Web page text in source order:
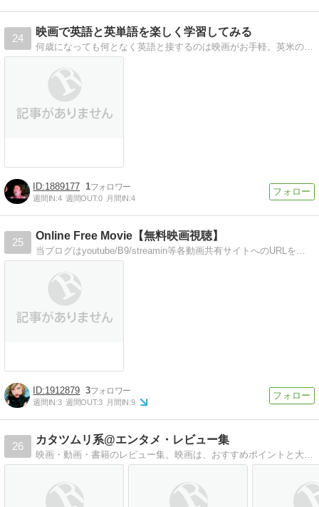
24
映画で英語と英単語を楽しく学習してみる
何歳になっても何となく英語と接するのは映画がお手軽。英米の映画やドラマの中から気になる単語や表現を楽しく学ぶ、というより知る楽しみ、を目指します。
1889177 1
週間IN:4 週間OUT:0 月間IN:4
25
Online Free Movie【無料映画視聴】
当ブログはyoutube/B9/streamin等各動画共有サイトへのURLをまとめているブログになります!!
1912879 3
週間IN:3 週間OUT:3 月間IN:9
26
カタツムリ系@エンタメ・レビュー集
映画・動画・書籍のレビュー集。映画は、おすすめポイントと大好きなカットに焦点を当ててます。